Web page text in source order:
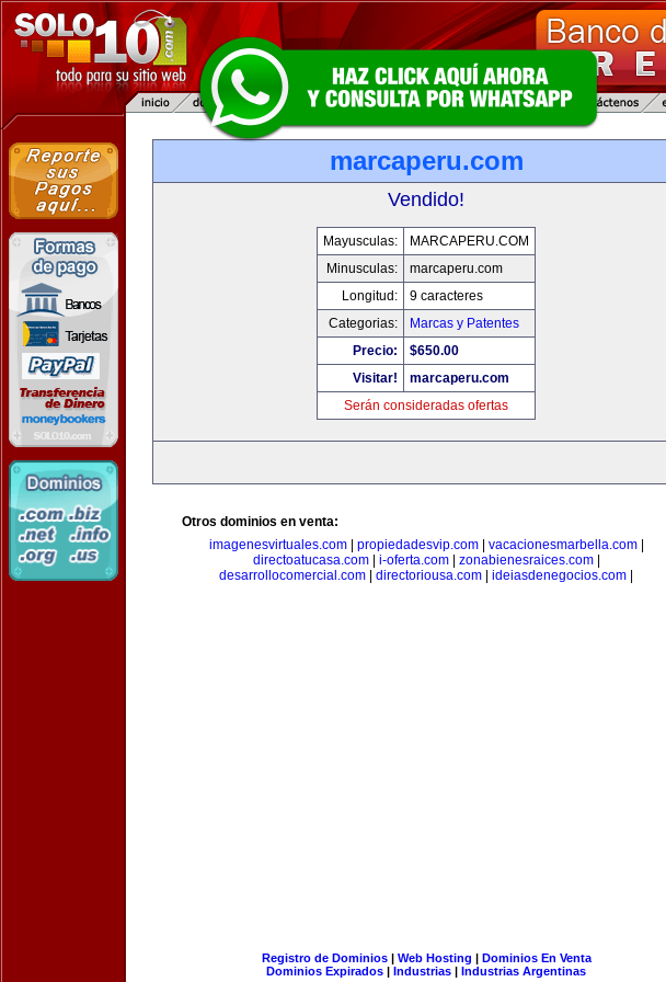
marcaperu.com
Vendido!
Mayusculas:
MARCAPERU.COM
Minusculas:
marcaperu.com
Longitud:
9 caracteres
Categorias:
Marcas y Patentes
Precio:
$650.00
Visitar!
marcaperu.com
Serán consideradas ofertas
Otros dominios en venta:
imagenesvirtuales.com| propiedadesvip.com| vacacionesmarbella.com|
directoatucasa.com| i-oferta.com| zonabienesraices.com|
desarrollocomercial.com
directoriousa.com ideiasdenegocios.com
Registro de Dominios| Web Hosting | Dominios En Venta
Dominios Expirados | Industrias | Industrias Argentinas